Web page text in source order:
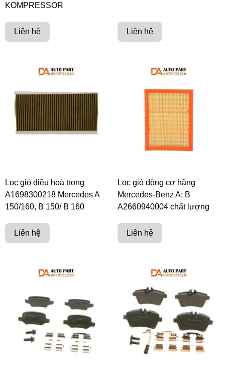
KOMPRESSOR
Liên hệ Liên hệ
Lọc gió điều hoà trong
A1698300218 Mercedes A
150/160, B 150/ B 160
Liên hệ
Lọc gió động cơ hãng
Mercedes-Benz A; B
A2660940004 chất lượng
Liên hệ